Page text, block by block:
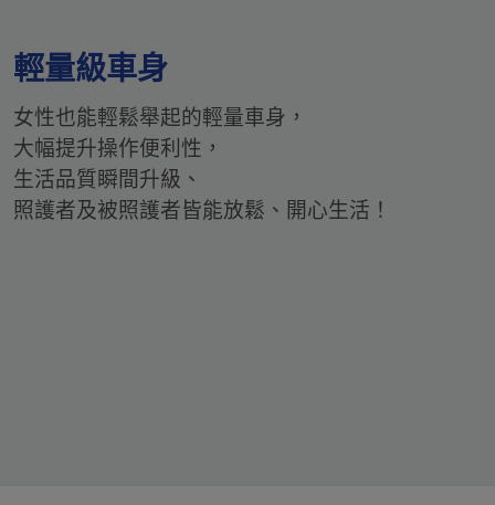
輕量級車身
女性也能輕鬆舉起的輕量車身，
大幅提升操作便利性，
生活品質瞬間升級、
照護者及被照護者皆能放鬆、開心生活！​